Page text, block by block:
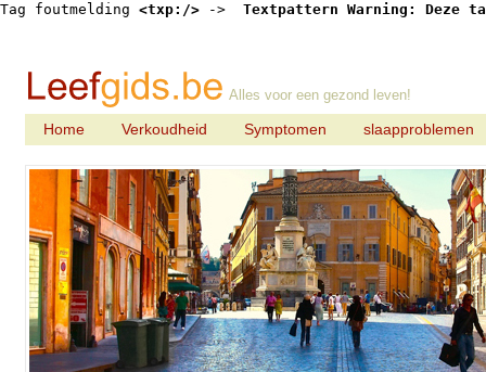
Tag foutmelding <txp:/> -> Textpattern Warning: Deze
Alles voor een gezond leven!
Home Verkoudheid Symptomen slaapproblemen